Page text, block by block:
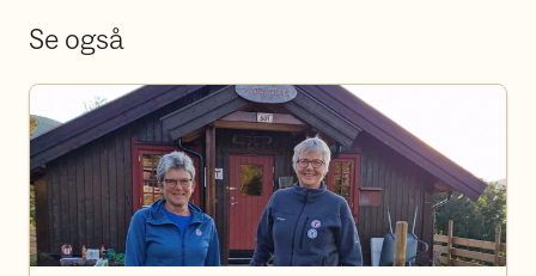
Se også
Bli frivillig i DNT Ringerike